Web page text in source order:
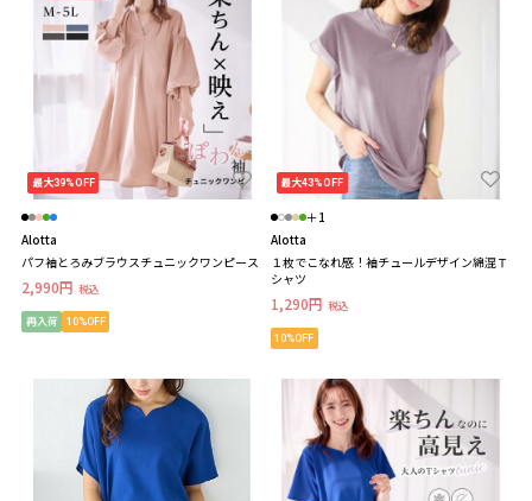
最大39%OFF
Alotta
パフ袖とろみブラウスチュニックワンピース
2,990円 税込
再入荷 10%OFF
最大43%OFF
＋1
Alotta
１枚でこなれ感！袖チュールデザイン綿混Ｔ
シャツ
1,290円 税込
10%OFF